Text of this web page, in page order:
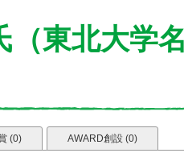
（東北大学
(0) AWARD創設 (0)